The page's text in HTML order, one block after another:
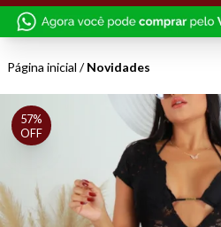
Página inicial /Novidades
57%
OFF